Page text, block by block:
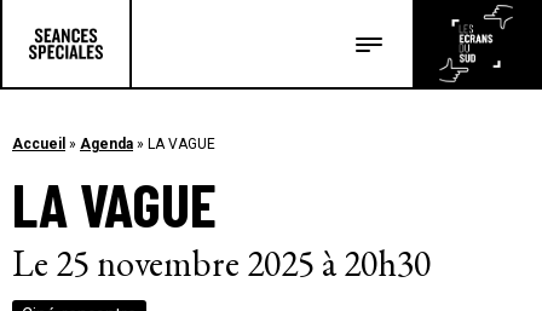
Accueil » Agenda » LA VAGUE
LA VAGUE
Le 25 novembre 2025 à 20h30